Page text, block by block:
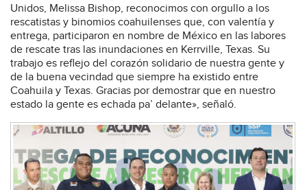
Unidos, Melissa Bishop, reconocimos con orgullo a los
rescatistas y binomios coahuilenses que, con valentía y
entrega, participaron en nombre de México en las labores
de rescate tras las inundaciones en Kerrville, Texas. Su
trabajo es reflejo del corazón solidario de nuestra gente y
de la buena vecindad que siempre ha existido entre
Coahuila y Texas. Gracias por demostrar que en nuestro
estado la gente es echada pa’ delante», señaló.